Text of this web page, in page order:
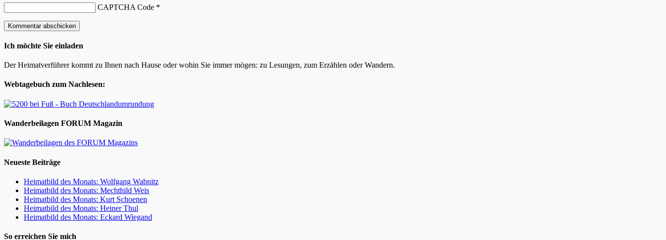
CAPTCHA Code *
Ich möchte Sie einladen
Der Heimatverführer kommt zu Ihnen nach Hause oder wohin Sie immer mögen: zu Lesungen, zum Erzählen oder Wandern.
Webtagebuch zum Nachlesen:
Wanderbeilagen FORUM Magazin
Neueste Beiträge
Heimatbild des Monats: Wolfgang Wabnitz
Heimatbild des Monats: Mechthild Weis
Heimatbild des Monats: Kurt Schoenen
Heimatbild des Monats: Heiner Thul
Heimatbild des Monats: Eckard Wiegand
So erreichen Sie mich